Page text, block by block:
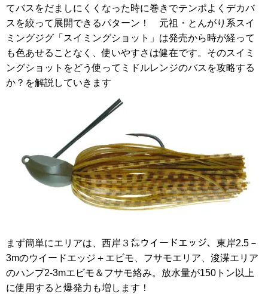
てバスをだましにくくなった時に巻きでテンポよくデカバ
スを絞って展開できるパターン！ 元祖・とんがり系スイ
ミングジグ「スイミングショット」は発売から時が経って
も色あせることなく、使いやすさは健在です。そのスイミ
ングショットをどう使ってミドルレンジのバスを攻略する
か？を解説していきます
まず簡単にエリアは、西岸３㍍ウイードエッジ、東岸2.5－
3mのウイードエッジ＋エビモ、フサモエリア、浚渫エリア
のハンプ2-3mエビモ＆フサモ絡み。放水量が150トン以上
に使用すると爆発力も増します！